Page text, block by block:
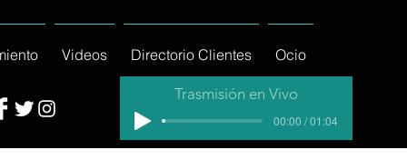
Videos Directorio Clientes Ocio
Trasmisión en Vivo
00:00 / 01:04